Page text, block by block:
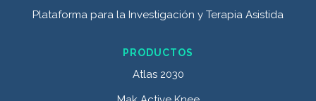
Plataforma para la Investigación y Terapia Asistida
PRODUCTOS
Atlas 2030